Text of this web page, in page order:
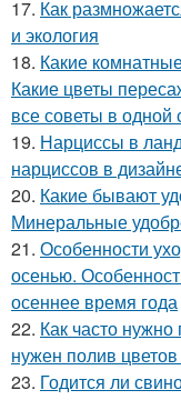
17. Как
и экология
18. Какие
Какие цветы
все советы в одной
19. Нарциссы в
нарциссов в
20. Какие бывают
Минеральные
21. Особенности
осенью.
осеннее время года
22. Как часто
нужен полив
23. Годится ли